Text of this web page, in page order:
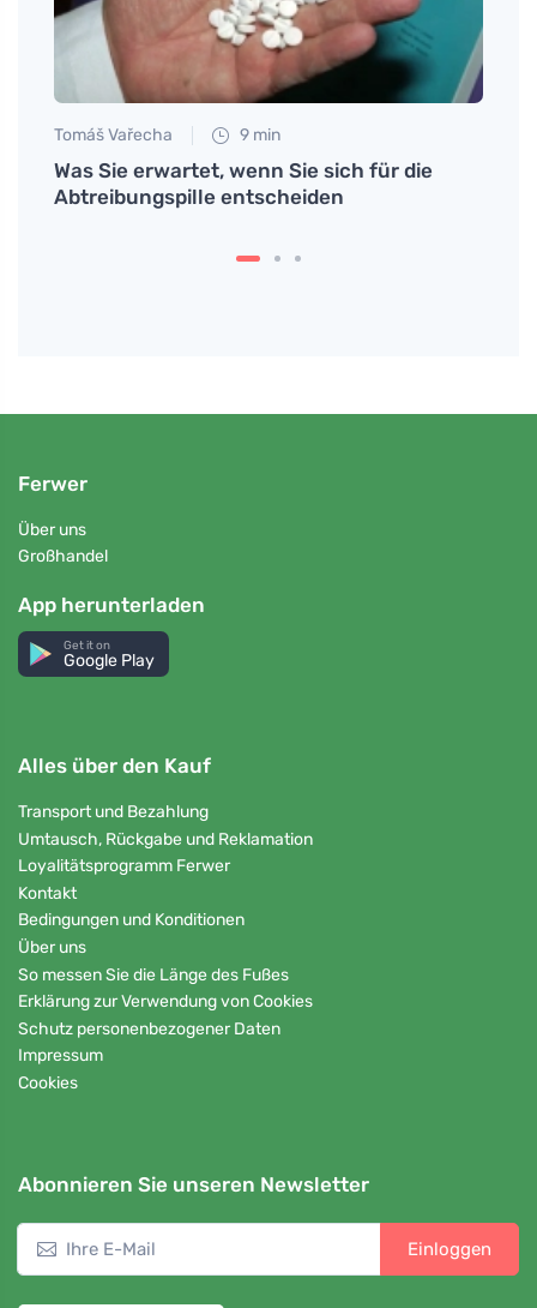
Tomáš Vařecha 9 min
Was Sie erwartet, wenn Sie sich für die
Abtreibungspille entscheiden
Ferwer
Über uns
Großhandel
App herunterladen
Get it on
Google Play
Alles über den Kauf
Transport und Bezahlung
Umtausch, Rückgabe und Reklamation
Loyalitätsprogramm Ferwer
Kontakt
Bedingungen und Konditionen
Über uns
So messen Sie die Länge des Fußes
Erklärung zur Verwendung von Cookies
Schutz personenbezogener Daten
Impressum
Cookies
Abonnieren Sie unseren Newsletter
Einloggen